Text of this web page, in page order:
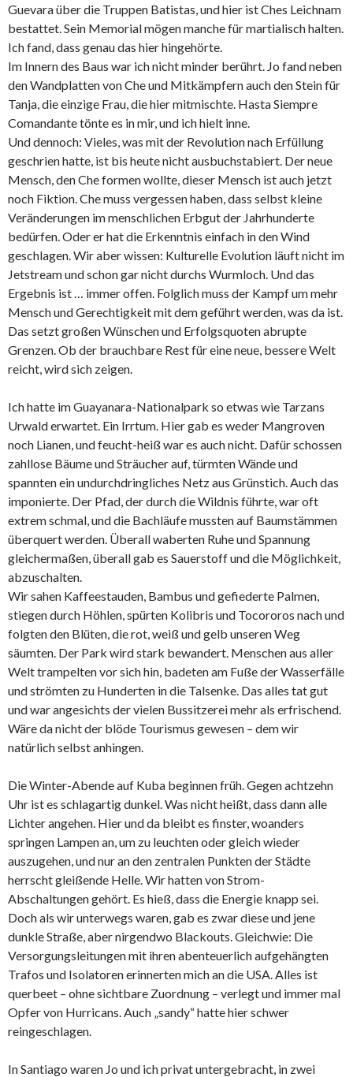
Guevara über die Truppen Batistas, und hier ist Ches Leichnam
bestattet. Sein Memorial mögen manche für martialisch halten.
Ich fand, dass genau das hier hingehörte.
Im Innern des Baus war ich nicht minder berührt. Jo fand neben
den Wandplatten von Che und Mitkämpfern auch den Stein für
Tanja, die einzige Frau, die hier mitmischte. Hasta Siempre
Comandante tönte es in mir, und ich hielt inne.
Und dennoch: Vieles, was mit der Revolution nach Erfüllung
geschrien hatte, ist bis heute nicht ausbuchstabiert. Der neue
Mensch, den Che formen wollte, dieser Mensch ist auch jetzt
noch Fiktion. Che muss vergessen haben, dass selbst kleine
Veränderungen im menschlichen Erbgut der Jahrhunderte
bedürfen. Oder er hat die Erkenntnis einfach in den Wind
geschlagen. Wir aber wissen: Kulturelle Evolution läuft nicht im
Jetstream und schon gar nicht durchs Wurmloch. Und das
Ergebnis ist … immer offen. Folglich muss der Kampf um mehr
Mensch und Gerechtigkeit mit dem geführt werden, was da ist.
Das setzt großen Wünschen und Erfolgsquoten abrupte
Grenzen. Ob der brauchbare Rest für eine neue, bessere Welt
reicht, wird sich zeigen.
Ich hatte im Guayanara-Nationalpark so etwas wie Tarzans
Urwald erwartet. Ein Irrtum. Hier gab es weder Mangroven
noch Lianen, und feucht-heiß war es auch nicht. Dafür schossen
zahllose Bäume und Sträucher auf, türmten Wände und
spannten ein undurchdringliches Netz aus Grünstich. Auch das
imponierte. Der Pfad, der durch die Wildnis führte, war oft
extrem schmal, und die Bachläufe mussten auf Baumstämmen
überquert werden. Überall waberten Ruhe und Spannung
gleichermaßen, überall gab es Sauerstoff und die Möglichkeit,
abzuschalten.
Wir sahen Kaffeestauden, Bambus und gefiederte Palmen,
stiegen durch Höhlen, spürten Kolibris und Tocororos nach und
folgten den Blüten, die rot, weiß und gelb unseren Weg
säumten. Der Park wird stark bewandert. Menschen aus aller
Welt trampelten vor sich hin, badeten am Fuße der Wasserfälle
und strömten zu Hunderten in die Talsenke. Das alles tat gut
und war angesichts der vielen Bussitzerei mehr als erfrischend.
Wäre da nicht der blöde Tourismus gewesen – dem wir
natürlich selbst anhingen.
Die Winter-Abende auf Kuba beginnen früh. Gegen achtzehn
Uhr ist es schlagartig dunkel. Was nicht heißt, dass dann alle
Lichter angehen. Hier und da bleibt es finster, woanders
springen Lampen an, um zu leuchten oder gleich wieder
auszugehen, und nur an den zentralen Punkten der Städte
herrscht gleißende Helle. Wir hatten von Strom-
Abschaltungen gehört. Es hieß, dass die Energie knapp sei.
Doch als wir unterwegs waren, gab es zwar diese und jene
dunkle Straße, aber nirgendwo Blackouts. Gleichwie: Die
Versorgungsleitungen mit ihren abenteuerlich aufgehängten
Trafos und Isolatoren erinnerten mich an die USA. Alles ist
querbeet – ohne sichtbare Zuordnung – verlegt und immer mal
Opfer von Hurricans. Auch „sandy“ hatte hier schwer
reingeschlagen.
In Santiago waren Jo und ich privat untergebracht, in zwei